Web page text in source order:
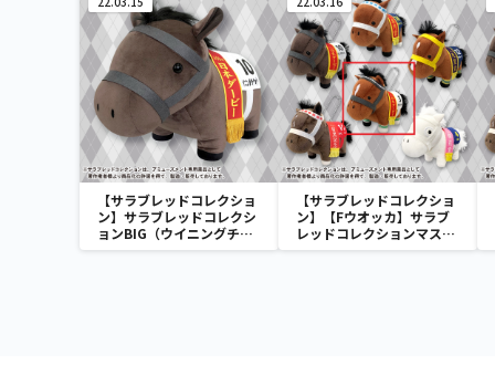
【サラブレッドコレクショ
ン】サラブレッドコレクシ
ョンBIG（ウイニングチケ
ット）
【サラブレッドコレクショ
ン】【Fウオッカ】サラブ
レッドコレクションマスコ
ットBC3